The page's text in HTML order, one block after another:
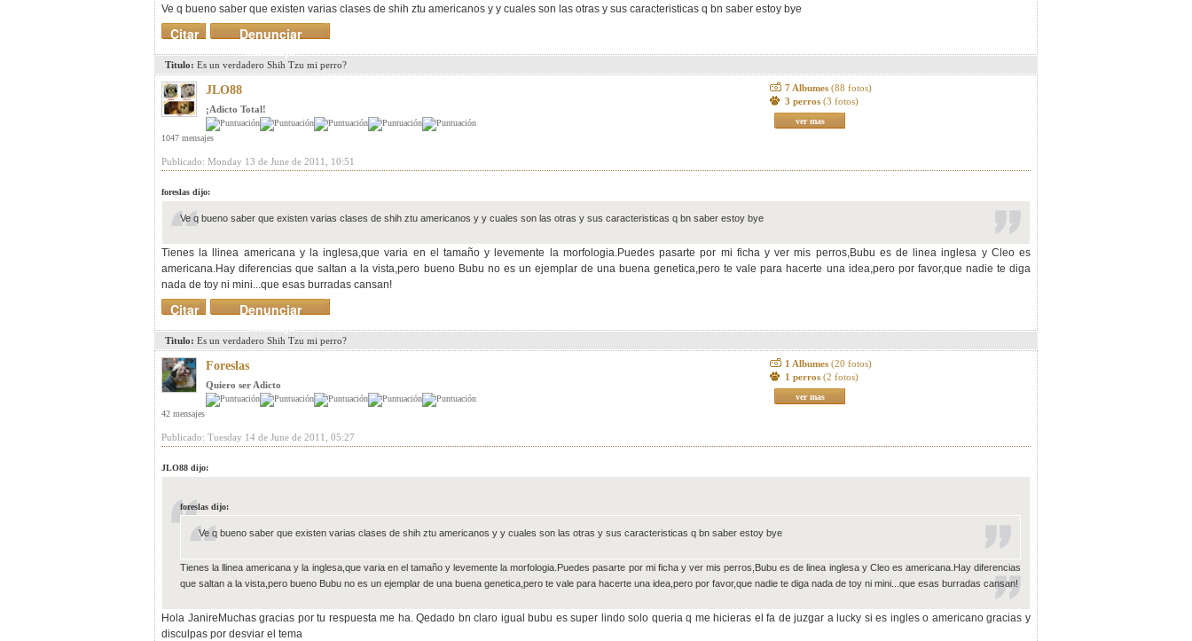
Ve q bueno saber que existen varias clases de shih ztu americanos y y cuales son las otras y sus caracteristicas q bn saber estoy bye
Denunciar
mensaje
Citar
Titulo: Es un verdadero Shih Tzu mi perro?
JLO88
¡Adicto Total!
1047 mensajes
7 Albumes (88 fotos)
3 perros (3 fotos)
ver mas
Publicado: Monday 13 de June de 2011, 10:51
foreslas dijo:
Ve q bueno saber que existen varias clases de shih ztu americanos y y cuales son las otras y sus caracteristicas q bn saber estoy bye
Tienes la llinea americana y la inglesa,que varia en el tamaño y levemente la morfologia.Puedes pasarte por mi ficha y ver mis perros,Bubu es de linea inglesa y Cleo es
americana.Hay diferencias que saltan a la vista,pero bueno Bubu no es un ejemplar de una buena genetica,pero te vale para hacerte una idea,pero por favor,que nadie te diga
nada de toy ni mini...que esas burradas cansan!
Denunciar
mensaje
Citar
Titulo: Es un verdadero Shih Tzu mi perro?
Foreslas
Quiero ser Adicto
42 mensajes
1 Albumes (20 fotos)
1 perros (2 fotos)
ver mas
Publicado: Tuesday 14 de June de 2011, 05:27
JLO88 dijo:
foreslas dijo:
Ve q bueno saber que existen varias clases de shih ztu americanos y y cuales son las otras y sus caracteristicas q bn saber estoy bye
Tienes la llinea americana y la inglesa,que varia en el tamaño y levemente la morfologia.Puedes pasarte por mi ficha y ver mis perros,Bubu es de linea inglesa y Cleo es americana.Hay diferencias
que saltan a la vista,pero bueno Bubu no es un ejemplar de una buena genetica,pero te vale para hacerte una idea,pero por favor,que nadie te diga nada de toy ni mini...que esas burradas cansan!
Hola JanireMuchas gracias por tu respuesta me ha. Qedado bn claro igual bubu es super lindo solo queria q me hicieras el fa de juzgar a lucky si es ingles o americano gracias y
disculpas por desviar el tema